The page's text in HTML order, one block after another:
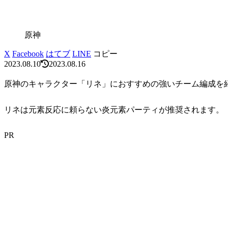
原神
X Facebook はてブ LINE コピー
2023.08.10
2023.08.16
原神のキャラクター「リネ」におすすめの強いチーム編成を
リネは元素反応に頼らない炎元素パーティが推奨されます。
PR